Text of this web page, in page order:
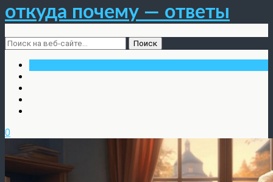
откуда почему — ответы
0